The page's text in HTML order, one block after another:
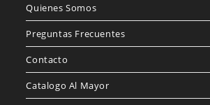
Quienes Somos
Preguntas Frecuentes
Contacto
Catalogo Al Mayor